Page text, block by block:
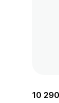
10